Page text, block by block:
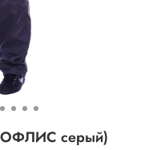
серый)